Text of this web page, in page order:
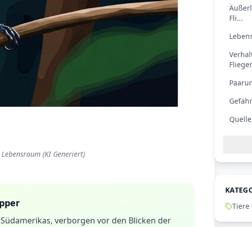
(KI Generiert)
verborgen vor den Blicken der
Fli...
Tiere